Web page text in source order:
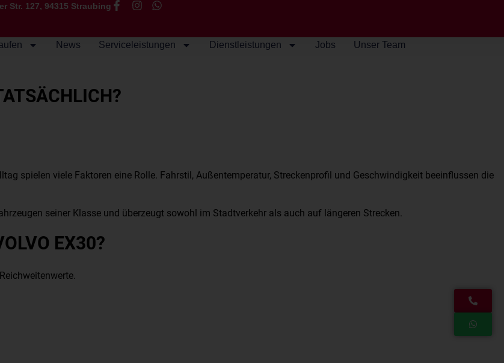
Str. 127, 94315 Straubing
News Serviceleistungen Dienstleistungen Jobs Unser Team
spielen viele Faktoren eine Rolle. Fahrstil, Außentemperatur, Streckenprofil und Geschwindigkeit beeinflussen die
seiner Klasse und überzeugt sowohl im Stadtverkehr als auch auf längeren Strecken.
EX30?